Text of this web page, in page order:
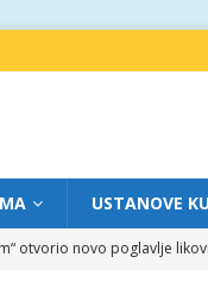
USTANOVE
otvorio novo poglavlje